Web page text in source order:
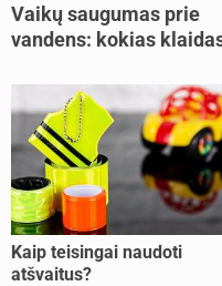
Vaikų saugumas prie
vandens: kokias
Kaip teisingai naudoti
atšvaitus?